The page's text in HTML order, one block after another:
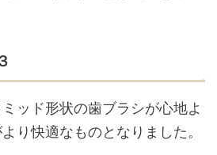
ッド形状の歯ブラシが心地よ
り快適なものとなりました。